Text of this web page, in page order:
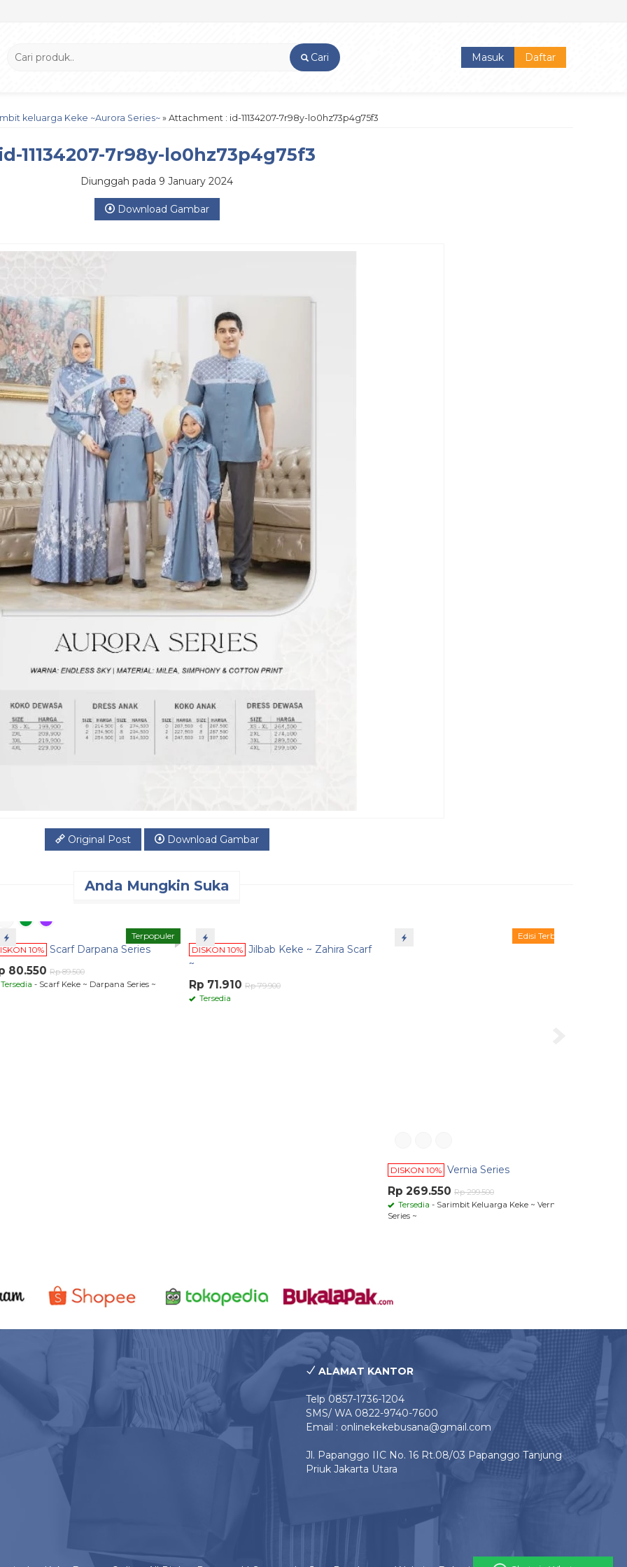
Cari Masuk Daftar
keluarga Keke ~Aurora Series~» Attachment : id-11134207-7r98y-lo0hz73p4g75f3
id-11134207-7r98y-lo0hz73p4g75f3
Diunggah pada 9 January 2024
Download Gambar
Original Post Download Gambar
Anda Mungkin Suka
Terpopuler
10% Scarf Darpana Series
Rp 89.500
- Scarf Keke ~ Darpana Series ~
DISKON 10% Jilbab Keke ~ Zahira Scarf
Rp 71.910 Rp 79.900
Tersedia
Edisi Terbatas
DISKON 10%
ALAMAT KANTOR
Telp 0857-1736-1204
SMS/ WA 0822-9740-7600
Email : onlinekekebusana@gmail.com
Jl. Papanggo IIC No. 16 Rt.08/03 Papanggo Tanjung
Priuk Jakarta Utara